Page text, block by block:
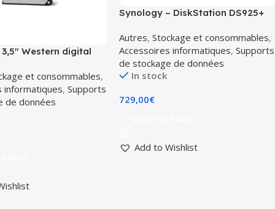
Western digital
et consommables,
informatiques,Supports
de données
Synology – DiskStation DS925+
Stockage de fichiers /
Sauvegarde – Réseau 2.5Gbit/s
Autres,Stockage et consommables,
Accessoires informatiques,Supports
de stockage de données
In stock
729,00€
Add to Wishlist